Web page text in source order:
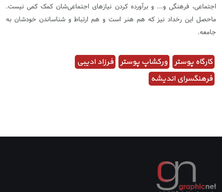
اجتماعی، فرهنگی و... و برآورده کردن نیاز‌های اجتماعی‌شان کمک کمی نیست.
ماحصل این رخداد نیز که هم هنر است و هم ارتباط و شناساندن خودشان به
جامعه.
کارگاه پوستر ورکشاپ پوستر
فرزاد ادیبی
فرهنگسرای اندیشه